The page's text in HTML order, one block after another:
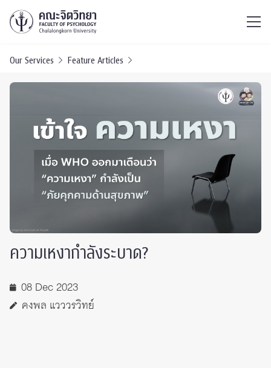
Our Services Feature Articles
ความเหงากำลังระบาด?
08 Dec 2023
คงพล แวววรวิทย์